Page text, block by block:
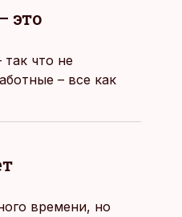
это
что не
– все как
времени, но